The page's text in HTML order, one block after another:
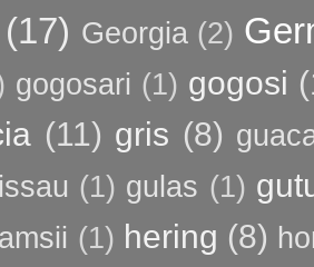
(17) Georgia (2)
gogosari (1) gogosi
(11) gris (8)
(1) gulas (1)
(1) hering (8)